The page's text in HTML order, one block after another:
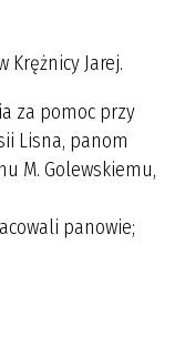
Krężnicy Jarej.
za pomoc przy
Lisna, panom
M. Golewskiemu,
panowie;